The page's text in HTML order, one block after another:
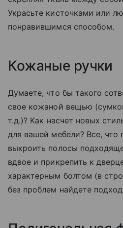
Украсьте кисточками или
понравившимся способом.
Кожаные ручки
Думаете, что бы такого
свое кожаной вещью
т.д.)? Как насчет новых
для вашей мебели? Все, что
выкроить полосы
вдвое и прикрепить к
характерным болтом (в
без проблем найдете